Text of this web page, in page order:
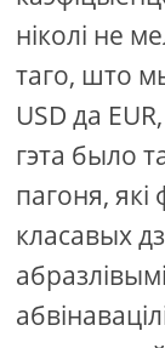
ніколі не
таго, што
USD да
гэта было
пагоня, які
класавых